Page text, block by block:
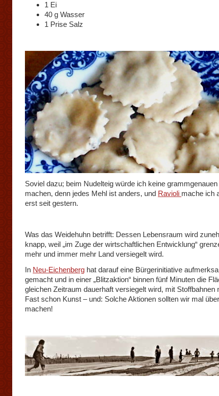
1 Ei
40 g Wasser
1 Prise Salz
Soviel dazu; beim Nudelteig würde ich keine grammgenauen
machen, denn jedes Mehl ist anders, und Ravioli mache ich
erst seit gestern.
Was das Weidehuhn betrifft: Dessen Lebensraum wird
knapp, weil „im Zuge der wirtschaftlichen Entwicklung“
mehr und immer mehr Land versiegelt wird.
In Neu-Eichenberg hat darauf eine Bürgerinitiative
gemacht und in einer „Blitzaktion“ binnen fünf Minuten die
gleichen Zeitraum dauerhaft versiegelt wird, mit Stoffbahnen
Fast schon Kunst – und: Solche Aktionen sollten wir mal
machen!